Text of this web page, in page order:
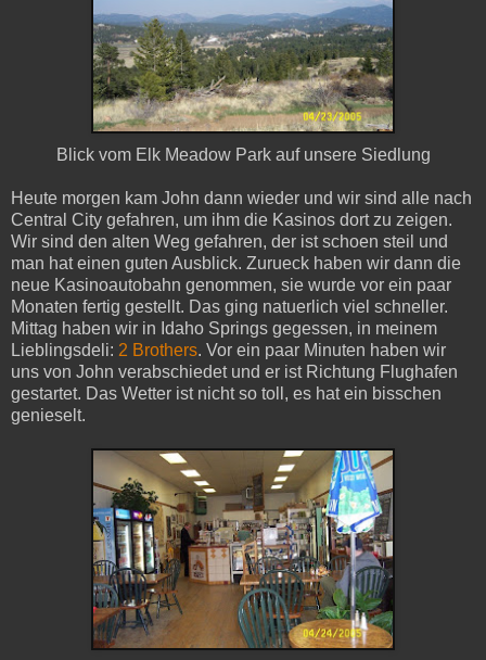
Blick vom Elk Meadow Park auf unsere Siedlung
Heute morgen kam John dann wieder und wir sind alle nach
Central City gefahren, um ihm die Kasinos dort zu zeigen.
Wir sind den alten Weg gefahren, der ist schoen steil und
man hat einen guten Ausblick. Zurueck haben wir dann die
neue Kasinoautobahn genommen, sie wurde vor ein paar
Monaten fertig gestellt. Das ging natuerlich viel schneller.
Mittag haben wir in Idaho Springs gegessen, in meinem
Lieblingsdeli: 2 Brothers. Vor ein paar Minuten haben wir
uns von John verabschiedet und er ist Richtung Flughafen
gestartet. Das Wetter ist nicht so toll, es hat ein bisschen
genieselt.